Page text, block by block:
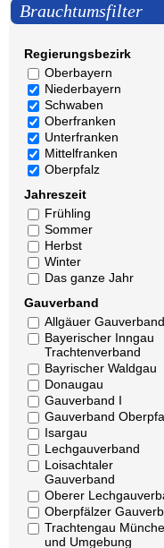
Brauchtumsfilter
Regierungsbezirk
Oberbayern
Niederbayern
Schwaben
Oberfranken
Unterfranken
Mittelfranken
Oberpfalz
Jahreszeit
Frühling
Sommer
Herbst
Winter
Das ganze Jahr
Gauverband
Allgäuer Gauverband
Bayerischer Inngau
Trachtenverband
Bayrischer Waldgau
Donaugau
Gauverband I
Gauverband
Isargau
Lechgauverband
Loisachtaler
Gauverband
Oberer
Oberpfälzer
Trachtengau
und Umgebung